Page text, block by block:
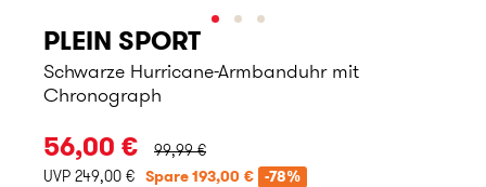
PLEIN SPORT
Schwarze Hurricane-Armbanduhr mit
Chronograph
56,00 € URSPRÜNGLICHER PREIS:
99,99 €
UVP 249,00 €
Spare 193,00 € -78%